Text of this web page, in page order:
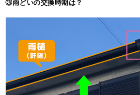
③雨どいの交換時期は？